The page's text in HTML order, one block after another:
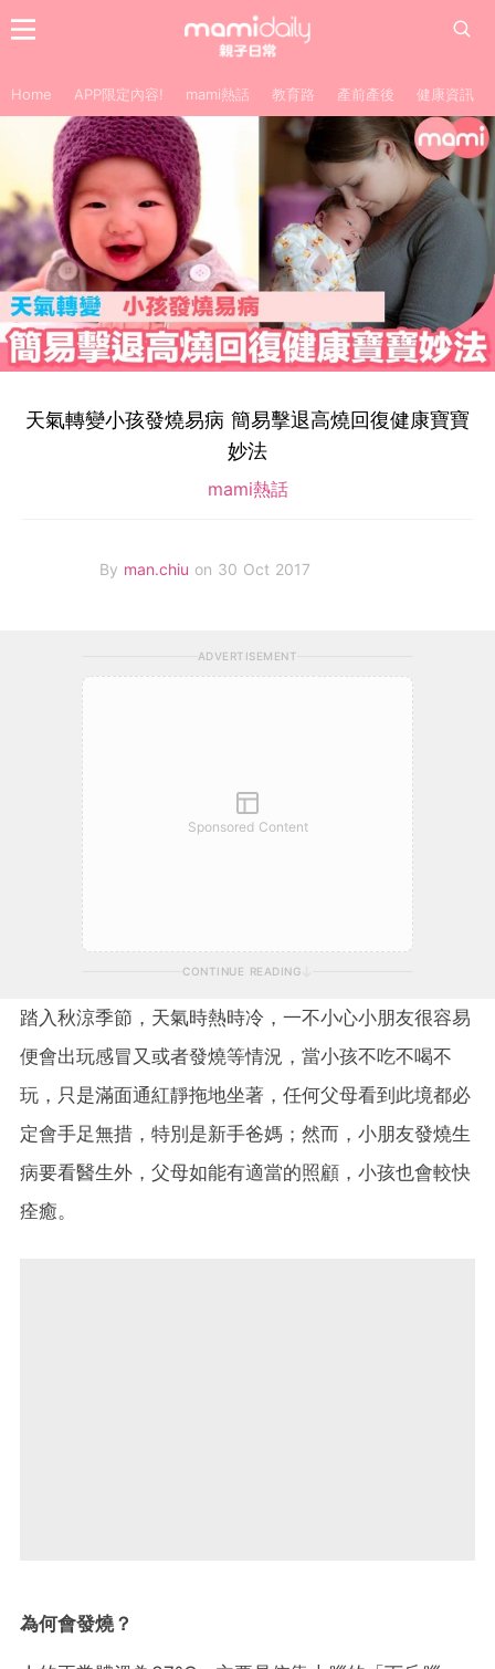
Home APP限定內容! mami熱話 教育路 產前產後 健康資訊
天氣轉變小孩發燒易病 簡易擊退高燒回復健康寶寶
妙法
mami熱話
By man.chiu on 30 Oct 2017
ADVERTISEMENT
Sponsored Content
CONTINUE READING
踏入秋涼季節，天氣時熱時冷，一不小心小朋友很容易
便會出玩感冒又或者發燒等情況，當小孩不吃不喝不
玩，只是滿面通紅靜拖地坐著，任何父母看到此境都必
定會手足無措，特別是新手爸媽；然而，小朋友發燒生
病要看醫生外，父母如能有適當的照顧，小孩也會較快
痊癒。
為何會發燒？